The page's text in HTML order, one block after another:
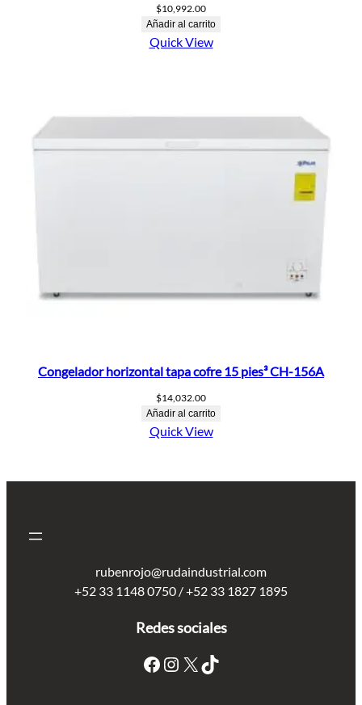
$10,992.00
Añadir al carrito
Quick View
Congelador horizontal tapa cofre 15 pies³ CH-156A
$14,032.00
Añadir al carrito
Quick View
rubenrojo@rudaindustrial.com
+52 33 1148 0750 / +52 33 1827 1895
Redes sociales